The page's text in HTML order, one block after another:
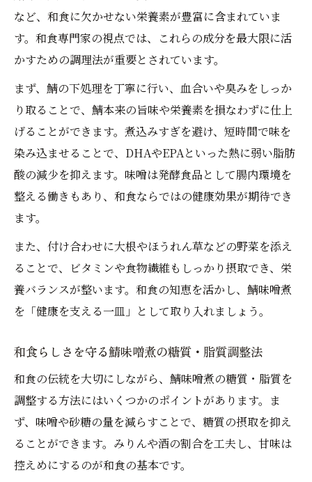
など、和食に欠かせない栄養素が豊富に含まれていま
す。和食専門家の視点では、これらの成分を最大限に活
かすための調理法が重要とされています。
まず、鯖の下処理を丁寧に行い、血合いや臭みをしっか
り取ることで、鯖本来の旨味や栄養素を損なわずに仕上
げることができます。煮込みすぎを避け、短時間で味を
染み込ませることで、DHAやEPAといった熱に弱い脂肪
酸の減少を抑えます。味噌は発酵食品として腸内環境を
整える働きもあり、和食ならではの健康効果が期待でき
ます。
また、付け合わせに大根やほうれん草などの野菜を添え
ることで、ビタミンや食物繊維もしっかり摂取でき、栄
養バランスが整います。和食の知恵を活かし、鯖味噌煮
を「健康を支える一皿」として取り入れましょう。
和食らしさを守る鯖味噌煮の糖質・脂質調整法
和食の伝統を大切にしながら、鯖味噌煮の糖質・脂質を
調整する方法にはいくつかのポイントがあります。ま
ず、味噌や砂糖の量を減らすことで、糖質の摂取を抑え
ることができます。みりんや酒の割合を工夫し、甘味は
控えめにするのが和食の基本です。